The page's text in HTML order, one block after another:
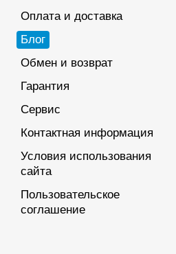
Оплата и доставка
Блог
Обмен и возврат
Гарантия
Сервис
Контактная информация
Условия использования
сайта
Пользовательское
соглашение